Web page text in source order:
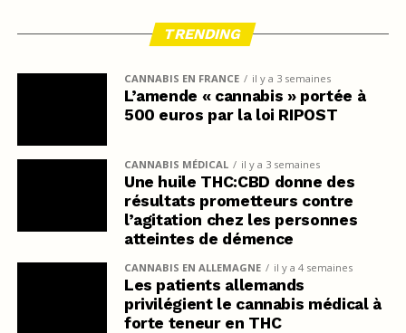
TRENDING
CANNABIS EN FRANCE il y a 3 semaines
L’amende « cannabis » portée à
500 euros par la loi RIPOST
CANNABIS MÉDICAL il y a 3 semaines
Une huile THC:CBD donne des
résultats prometteurs contre
l’agitation chez les personnes
atteintes de démence
CANNABIS EN ALLEMAGNE il y a 4 semaines
Les patients allemands
privilégient le cannabis médical à
forte teneur en THC